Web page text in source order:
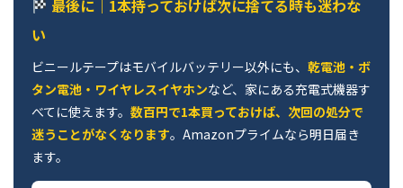
最後に｜1本持っておけば次に捨てる時も迷わな
い
ビニールテープはモバイルバッテリー以外にも、 乾電池・ボ
タン電池・ワイヤレスイヤホンなど、家にある充電式機器す
べてに使えます。 数百円で1本買っておけば、次回の処分で
迷うことがなくなります。Amazonプライムなら明日届き
ます。